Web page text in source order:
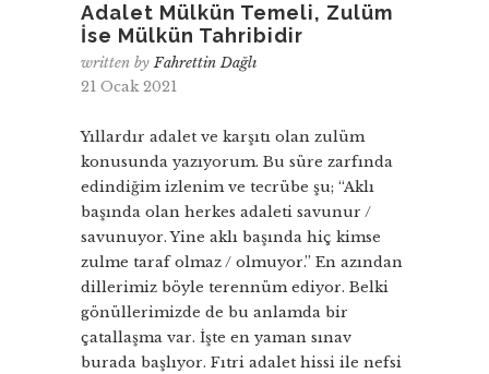
Adalet Mülkün Temeli, Zulüm
İse Mülkün Tahribidir
written byFahrettin Dağlı
21 Ocak 2021
Yıllardır adalet ve karşıtı olan zulüm
konusunda yazıyorum. Bu süre zarfında
edindiğim izlenim ve tecrübe şu; “Aklı
başında olan herkes adaleti savunur /
savunuyor. Yine aklı başında hiç kimse
zulme taraf olmaz / olmuyor.” En azından
dillerimiz böyle terennüm ediyor. Belki
gönüllerimizde de bu anlamda bir
çatallaşma var. İşte en yaman sınav
burada başlıyor. Fıtri adalet hissi ile nefsi